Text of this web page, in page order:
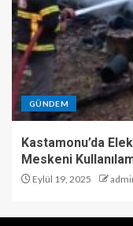
GÜNDEM
Kastamonu’da
Meskeni
Eylül 19, 2025